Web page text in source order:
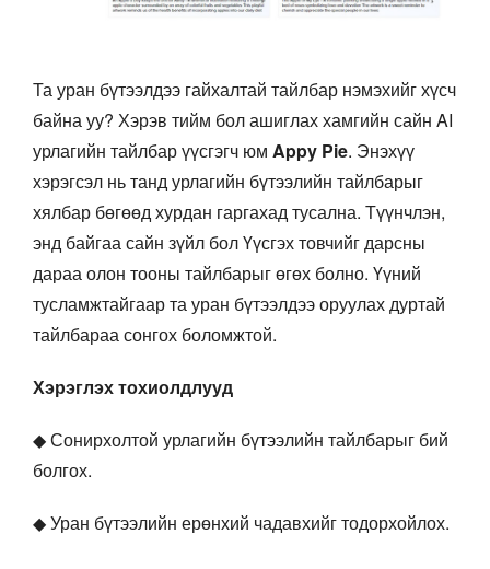
Та уран бүтээлдээ гайхалтай тайлбар нэмэхийг хүсч
байна уу? Хэрэв тийм бол ашиглах хамгийн сайн AI
урлагийн тайлбар үүсгэгч юм Appy Pie. Энэхүү
хэрэгсэл нь танд урлагийн бүтээлийн тайлбарыг
хялбар бөгөөд хурдан гаргахад тусална. Түүнчлэн,
энд байгаа сайн зүйл бол Үүсгэх товчийг дарсны
дараа олон тооны тайлбарыг өгөх болно. Үүний
тусламжтайгаар та уран бүтээлдээ оруулах дуртай
тайлбараа сонгох боломжтой.
Хэрэглэх тохиолдлууд
◆ Сонирхолтой урлагийн бүтээлийн тайлбарыг бий
болгох.
◆ Уран бүтээлийн ерөнхий чадавхийг тодорхойлох.